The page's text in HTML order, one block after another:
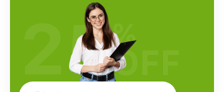
25%
OFF